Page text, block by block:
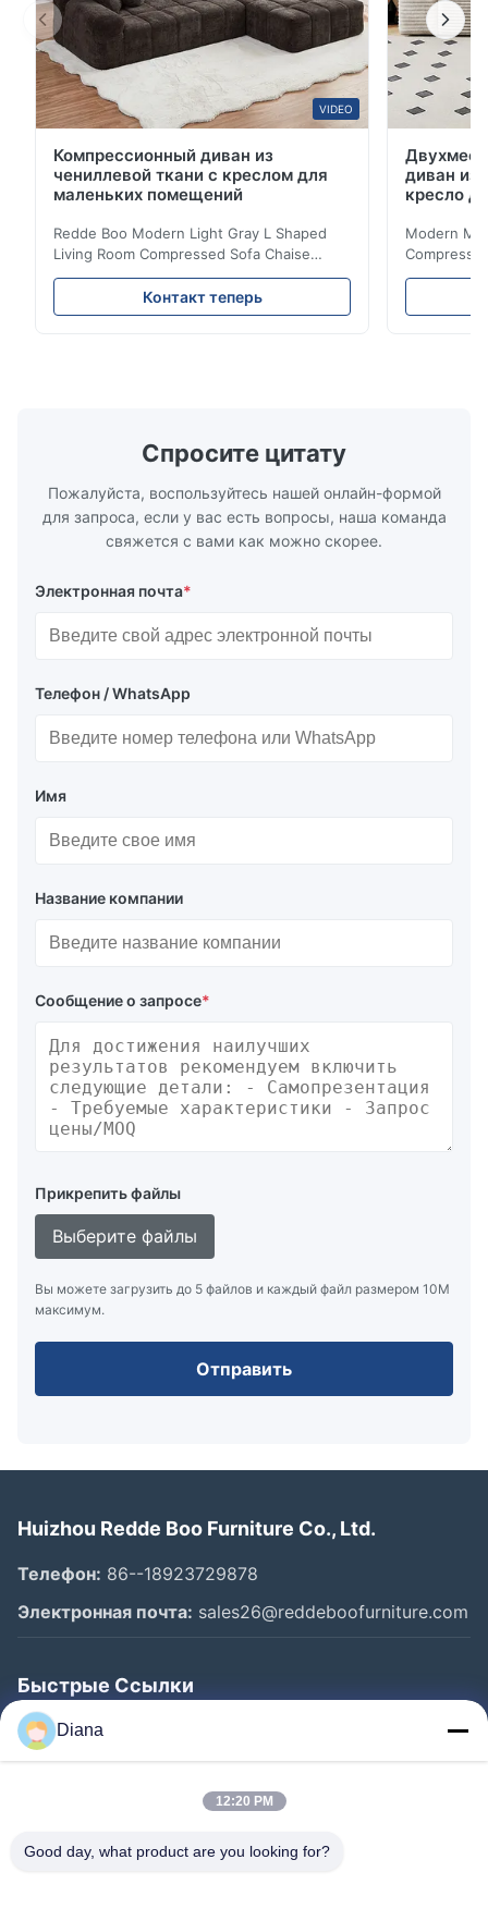
VIDEO
Компрессионный диван из
чениллевой ткани с креслом для
маленьких помещений
Redde Boo Modern Light Gray L Shaped
Living Room Compressed Sofa Chaise
Lounge Product Overview High resilience
soft sectional sofa designed for small
spaces, featuring a contemporary light gray
Контакт теперь
диван из
кресло
Modern
Room
Спросите цитату
Пожалуйста, воспользуйтесь нашей онлайн-формой
для запроса, если у вас есть вопросы, наша команда
свяжется с вами как можно скорее.
Электронная почта*
Телефон / WhatsApp
Имя
Название компании
Сообщение о запросе*
Прикрепить файлы
Выберите файлы
Вы можете загрузить до 5 файлов и каждый файл размером 10M
максимум.
Отправить
Huizhou Redde Boo Furniture Co., Ltd.
Телефон: 86--18923729878
Электронная почта: sales26@reddeboofurniture.com
Быстрые Ссылки
Главная Страница
Продукция
О Компании
Diana
12:20 PM
Good day, what product are you looking for?